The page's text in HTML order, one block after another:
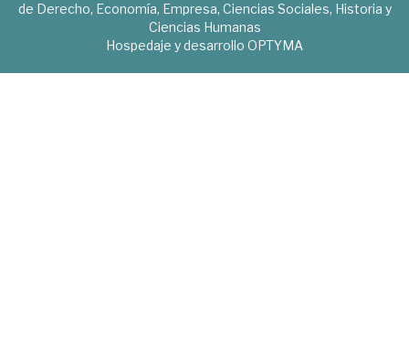
de Derecho, Economía, Empresa, Ciencias Sociales, Historia y
Ciencias Humanas
Hospedaje y desarrollo OPTYMA